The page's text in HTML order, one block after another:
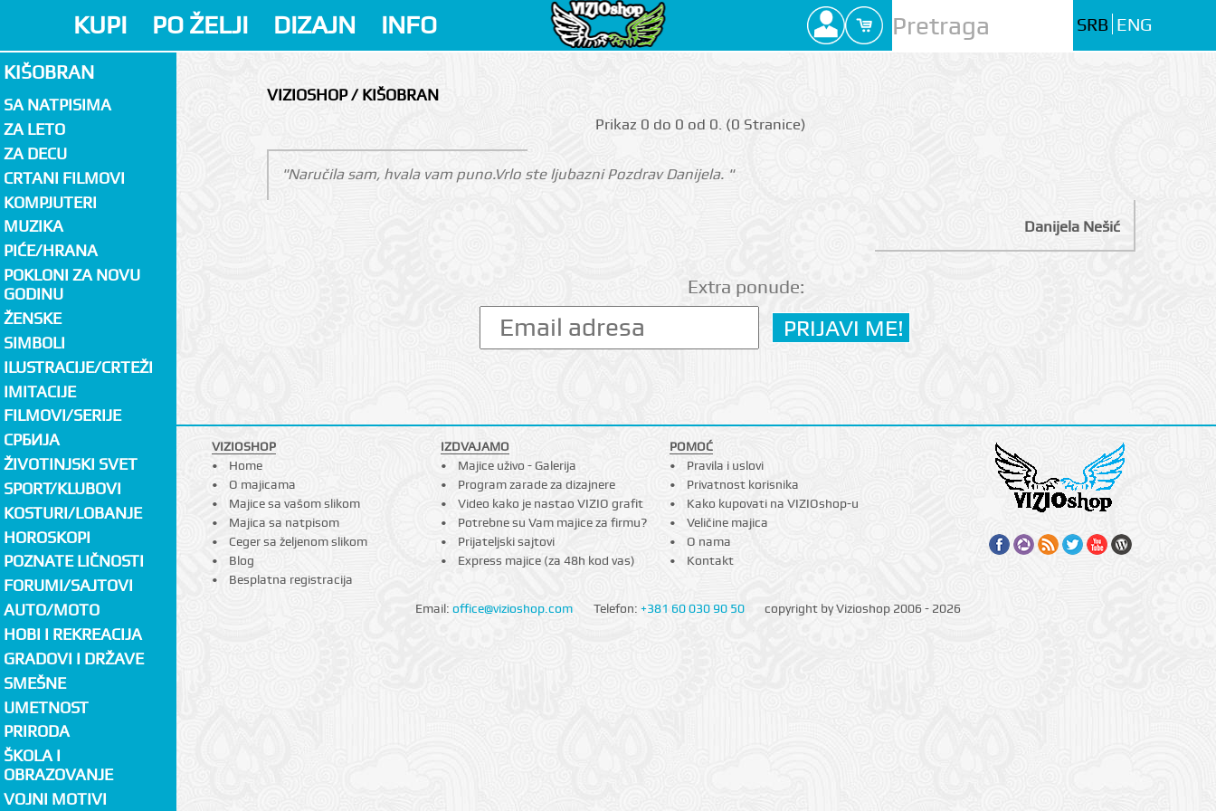
KUPI PO ŽELJI DIZAJN INFO SRB ENG
KIŠOBRAN
SA NATPISIMA
ZA LETO
ZA DECU
CRTANI FILMOVI
KOMPJUTERI
MUZIKA
PIĆE/HRANA
POKLONI ZA NOVU
GODINU
ŽENSKE
SIMBOLI
ILUSTRACIJE/CRTEŽI
IMITACIJE
FILMOVI/SERIJE
СРБИЈА
ŽIVOTINJSKI SVET
SPORT/KLUBOVI
KOSTURI/LOBANJE
HOROSKOPI
POZNATE LIČNOSTI
FORUMI/SAJTOVI
AUTO/MOTO
HOBI I REKREACIJA
GRADOVI I DRŽAVE
SMEŠNE
UMETNOST
PRIRODA
ŠKOLA I
OBRAZOVANJE
VOJNI MOTIVI
VIZIOSHOP / KIŠOBRAN
Prikаz 0 do 0 оd 0. (0 Strаnicе)
"Naručila sam, hvala vam puno.Vrlo ste ljubazni Pozdrav Danijela. "
Danijela Nešić
Extra ponude:
VIZIOSHOP
Home
O majicama
Majice sa vašom slikom
Majica sa natpisom
Ceger sa željenom slikom
Blog
Besplatna registracija
IZDVAJAMO
Majice uživo - Galerija
Program zarade za dizajnere
Video kako je nastao VIZIO grafit
Potrebne su Vam majice za firmu?
Prijateljski sajtovi
Express majice (za 48h kod vas)
POMOĆ
Pravila i uslovi
Privatnost korisnika
Kako kupovati na VIZIOshop-u
Veličine majica
O nama
Kontakt
Email: office@vizioshop.com Telefon: +381 60 030 90 50 copyright by Vizioshop 2006 - 2026